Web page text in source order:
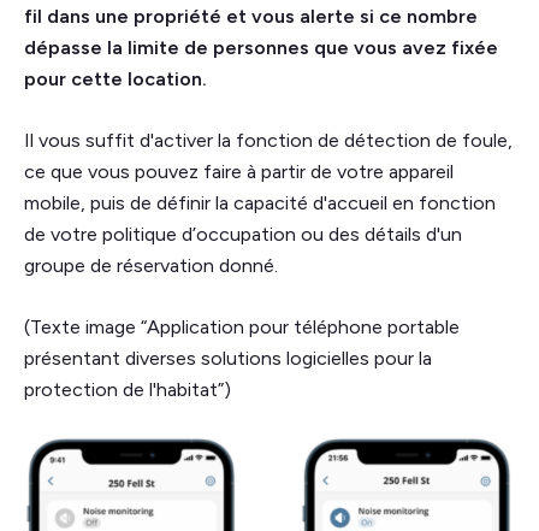
fil dans une propriété et vous alerte si ce nombre
dépasse la limite de personnes que vous avez fixée
pour cette location.
Il vous suffit d'activer la fonction de détection de foule,
ce que vous pouvez faire à partir de votre appareil
mobile, puis de définir la capacité d'accueil en fonction
de votre politique d’occupation ou des détails d'un
groupe de réservation donné.
(Texte image “Application pour téléphone portable
présentant diverses solutions logicielles pour la
protection de l'habitat”)